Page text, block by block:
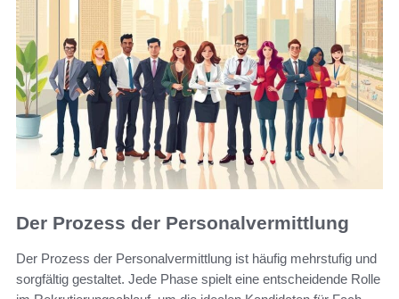
Der Prozess der Personalvermittlung
Der Prozess der Personalvermittlung ist häufig mehrstufig und
sorgfältig gestaltet. Jede Phase spielt eine entscheidende Rolle